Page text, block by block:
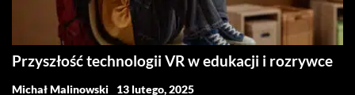
Przyszłość technologii VR w edukacji i rozrywce
Michał Malinowski 13 lutego, 2025